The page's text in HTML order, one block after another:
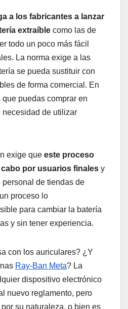
a los fabricantes a lanzar
extraíble como las de
todo un poco más fácil
La norma exige a las
se pueda sustituir con
de forma comercial. En
puedas comprar en
de utilizar
exige que este proceso
por usuarios finales y
personal de tiendas de
proceso lo
para cambiar la batería
y sin tener experiencia.
con los auriculares? ¿Y
Ray-Ban Meta? La
dispositivo electrónico
nuevo reglamento, pero
su naturaleza, o bien es